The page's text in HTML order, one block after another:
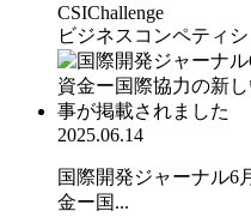
CSIChallenge
ビジネスコンペティ
2025.06.14
国際開発ジャーナル6
金ー国...